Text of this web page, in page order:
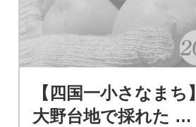
【四国一小さなまち】
大野台地で採れた 令